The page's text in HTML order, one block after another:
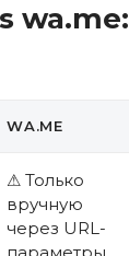
WA.ME
⚠ Только
вручную
через URL-